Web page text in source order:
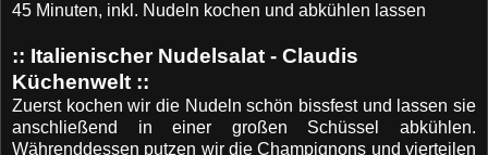
45 Minuten, inkl. Nudeln kochen und abkühlen lassen
:: Italienischer Nudelsalat - Claudis
Küchenwelt ::
Zuerst kochen wir die Nudeln schön bissfest und lassen sie
anschließend in einer großen Schüssel abkühlen.
Währenddessen putzen wir die Champignons und vierteilen